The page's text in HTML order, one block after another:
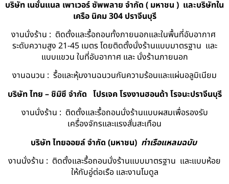
บริษัท เนชั่นแนล เพาเวอร์ ซัพพลาย จำกัด ( มหาชน ) และบริษัทใน
เครือ นิคม 304 ปราจีนบุรี
งานนั่งร้าน : ติดตั้งและรื้อถอนทั้งภายนอกและในพื้นที่อับอากาศ
ระดับความสูง 21-45 เมตร โดยติดตั้งนั่งร้านแบบมาตรฐาน และ
แบบแขวน ในที่อับอากาศ และ นั่งร้านภายนอก
งานฉนวน : รื้อและหุ้มงานฉนวนกันความร้อนและแผ่นอลูมิเนียม
บริษัท ไทย – ชิมิซึ จำกัด โปรเจค โรงงานฮอนด้า โรจนะปราจีนบุรี
งานนั่งร้าน : ติดตั้งและรื้อถอนนั่งร้านแบบผสมเพื่อรองรับ
เครื่องจักรและแรงสั่นสะเทือน
บริษัท ไทยออยล์ จํากัด (มหาชน) ท่าเรือแหลมฉบับ
งานนั่งร้าน : ติดตั้งและรื้อถอนนั่งร้านแบบมาตรฐาน และแบบห้อย
ให้กับอู่ต่อเรือ และงานโมดูล